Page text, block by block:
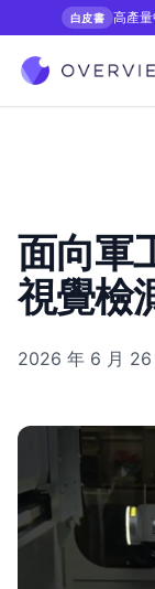
白皮書 高產
面向軍
視覺檢
2026 年 6 月 26